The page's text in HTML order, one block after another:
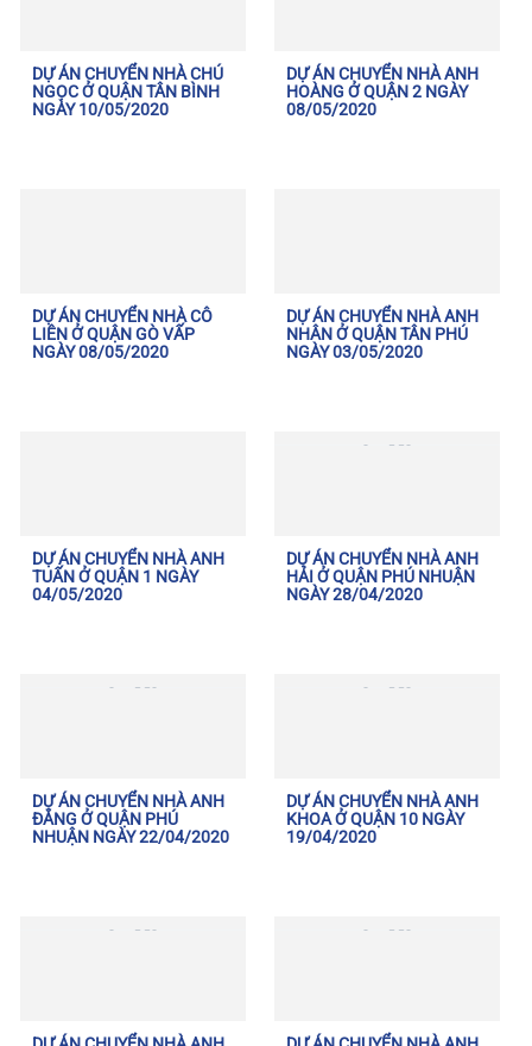
DỰ ÁN CHUYỂN NHÀ CHÚ
NGỌC Ở QUẬN TÂN BÌNH
NGÀY 10/05/2020
DỰ ÁN CHUYỂN NHÀ ANH
HOÀNG Ở QUẬN 2 NGÀY
08/05/2020
DỰ ÁN CHUYỂN NHÀ CÔ
LIÊN Ở QUẬN GÒ VẤP
NGÀY 08/05/2020
DỰ ÁN CHUYỂN NHÀ ANH
NHÂN Ở QUẬN TÂN PHÚ
NGÀY 03/05/2020
DỰ ÁN CHUYỂN NHÀ ANH
TUẤN Ở QUẬN 1 NGÀY
04/05/2020
DỰ ÁN CHUYỂN NHÀ ANH
HẢI Ở QUẬN PHÚ NHUẬN
NGÀY 28/04/2020
DỰ ÁN CHUYỂN NHÀ ANH
ĐĂNG Ở QUẬN PHÚ
NHUẬN NGÀY 22/04/2020
DỰ ÁN CHUYỂN NHÀ ANH
KHOA Ở QUẬN 10 NGÀY
19/04/2020